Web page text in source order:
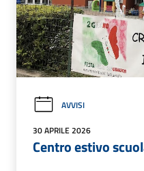
AVVISI
30 APRILE 2026
Centro estivo